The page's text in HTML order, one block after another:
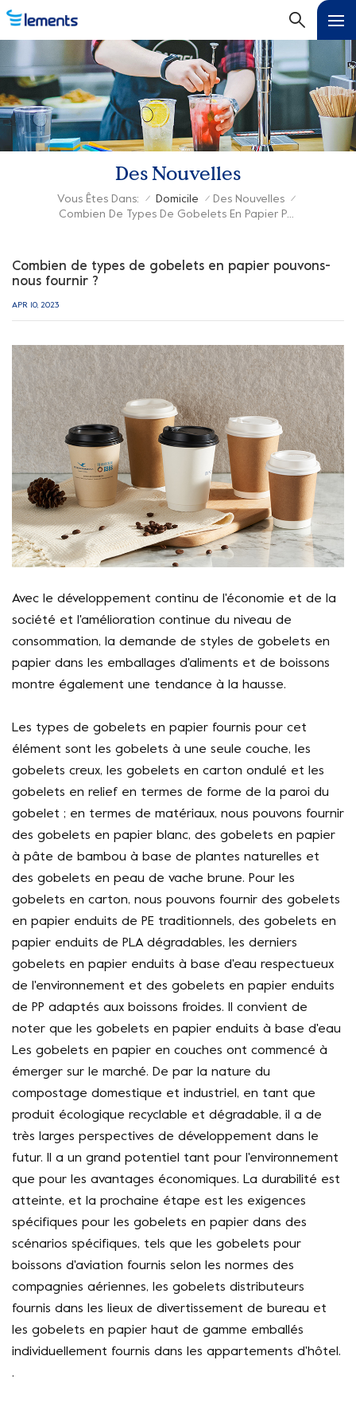
Des Nouvelles
Vous Êtes Dans: / Domicile / Des Nouvelles /
Combien De Types De Gobelets En Papier Pouvons-Nous Fournir ?
Combien de types de gobelets en papier pouvons-
nous fournir ?
APR 10, 2023
Avec le développement continu de l'économie et de la
société et l'amélioration continue du niveau de
consommation, la demande de styles de gobelets en
papier dans les emballages d'aliments et de boissons
montre également une tendance à la hausse.
Les types de gobelets en papier fournis pour cet
élément sont les gobelets à une seule couche, les
gobelets creux, les gobelets en carton ondulé et les
gobelets en relief en termes de forme de la paroi du
gobelet ; en termes de matériaux, nous pouvons fournir
des gobelets en papier blanc, des gobelets en papier
à pâte de bambou à base de plantes naturelles et
des gobelets en peau de vache brune. Pour les
gobelets en carton, nous pouvons fournir des gobelets
en papier enduits de PE traditionnels, des gobelets en
papier enduits de PLA dégradables, les derniers
gobelets en papier enduits à base d'eau respectueux
de l'environnement et des gobelets en papier enduits
de PP adaptés aux boissons froides. Il convient de
noter que les gobelets en papier enduits à base d'eau
Les gobelets en papier en couches ont commencé à
émerger sur le marché. De par la nature du
compostage domestique et industriel, en tant que
produit écologique recyclable et dégradable, il a de
très larges perspectives de développement dans le
futur. Il a un grand potentiel tant pour l'environnement
que pour les avantages économiques. La durabilité est
atteinte, et la prochaine étape est les exigences
spécifiques pour les gobelets en papier dans des
scénarios spécifiques, tels que les gobelets pour
boissons d'aviation fournis selon les normes des
compagnies aériennes, les gobelets distributeurs
fournis dans les lieux de divertissement de bureau et
les gobelets en papier haut de gamme emballés
individuellement fournis dans les appartements d'hôtel.
.